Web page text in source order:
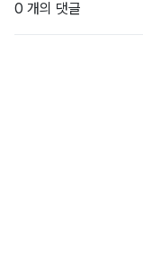
0 개의 댓글